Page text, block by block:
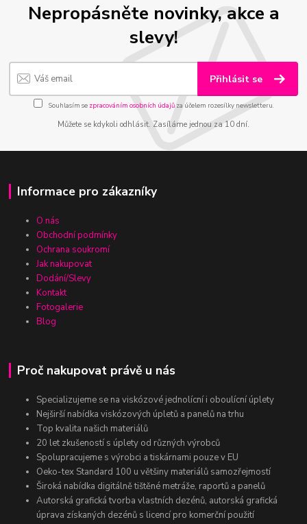
Nepropásněte novinky, akce a
slevy!
Přihlásit se
Souhlasím se zpracováním osobních údajůza účelem rozesílky newsletteru.
Můžete se kdykoli odhlásit. Zasíláme jednou za 10 dní.
Informace pro zákazníky
O nás
Obchodní podmínky
Ochrana soukromí
Jak nakupovat
Dodání/Slevy
Kontakt
Fotogalerie
Blog
Proč nakupovat právě u nás
Specializujeme se na viskózové jednolícní i oboulícní úplety
Nejširší nabídka viskózových úpletů a panelů na trhu
Top kvalita našich materiálů
20 let zkušeností s úplety od různých výrobců
Spolupracujeme s výrobci a tiskárnami pouze v EU
Oeko-tex Standard 100 u většiny materiálů samozřejmostí
Široká nabídka digitálně tištěné metráže, raportů a panelů
Autorská grafická tvorba vlastních dezénů, autorská grafická
úprava získaných dezénů s licencí pro komerční použití